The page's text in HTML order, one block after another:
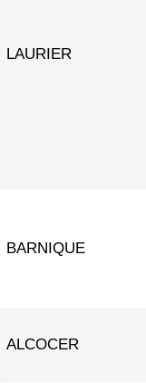
LAURIER
BARNIQUE
ALCOCER